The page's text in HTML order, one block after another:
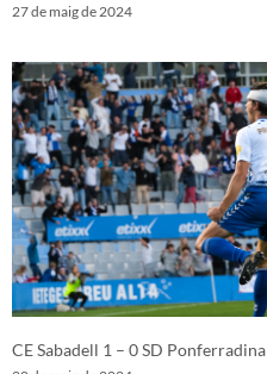
27 de maig de 2024
CE Sabadell 1 – 0 SD Ponferradina